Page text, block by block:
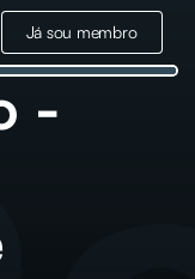
Já sou membro
-